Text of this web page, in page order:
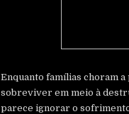
Enquanto famílias choram
sobreviver em meio à
parece ignorar o sofrimento